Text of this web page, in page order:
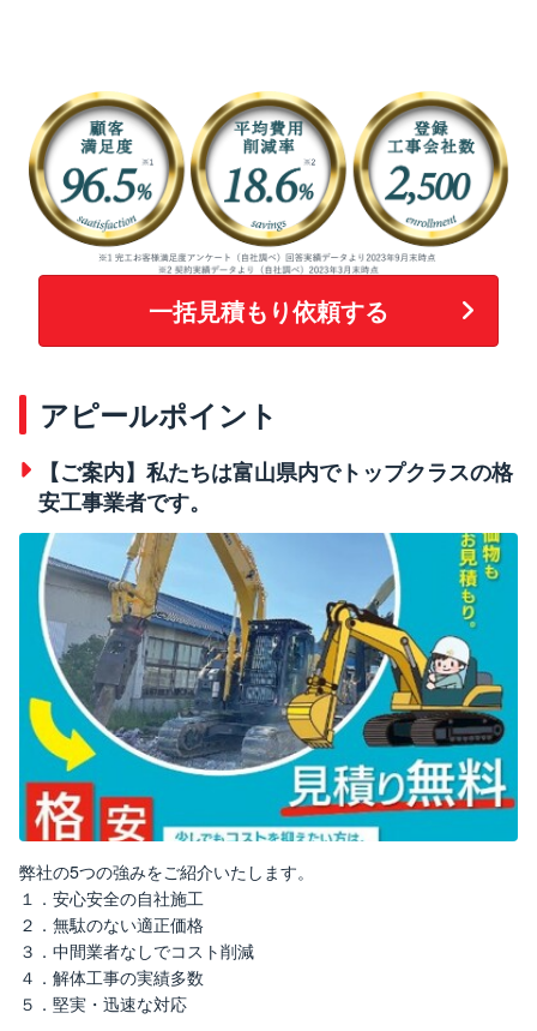
一括見積もり依頼する
アピールポイント
【ご案内】私たちは富山県内でトップクラスの格
安工事業者です。
弊社の5つの強みをご紹介いたします。
１．安心安全の自社施工
２．無駄のない適正価格
３．中間業者なしでコスト削減
４．解体工事の実績多数
５．堅実・迅速な対応